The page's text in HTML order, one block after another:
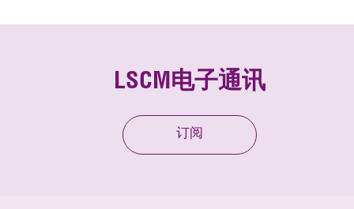
LSCM电子通讯
订阅